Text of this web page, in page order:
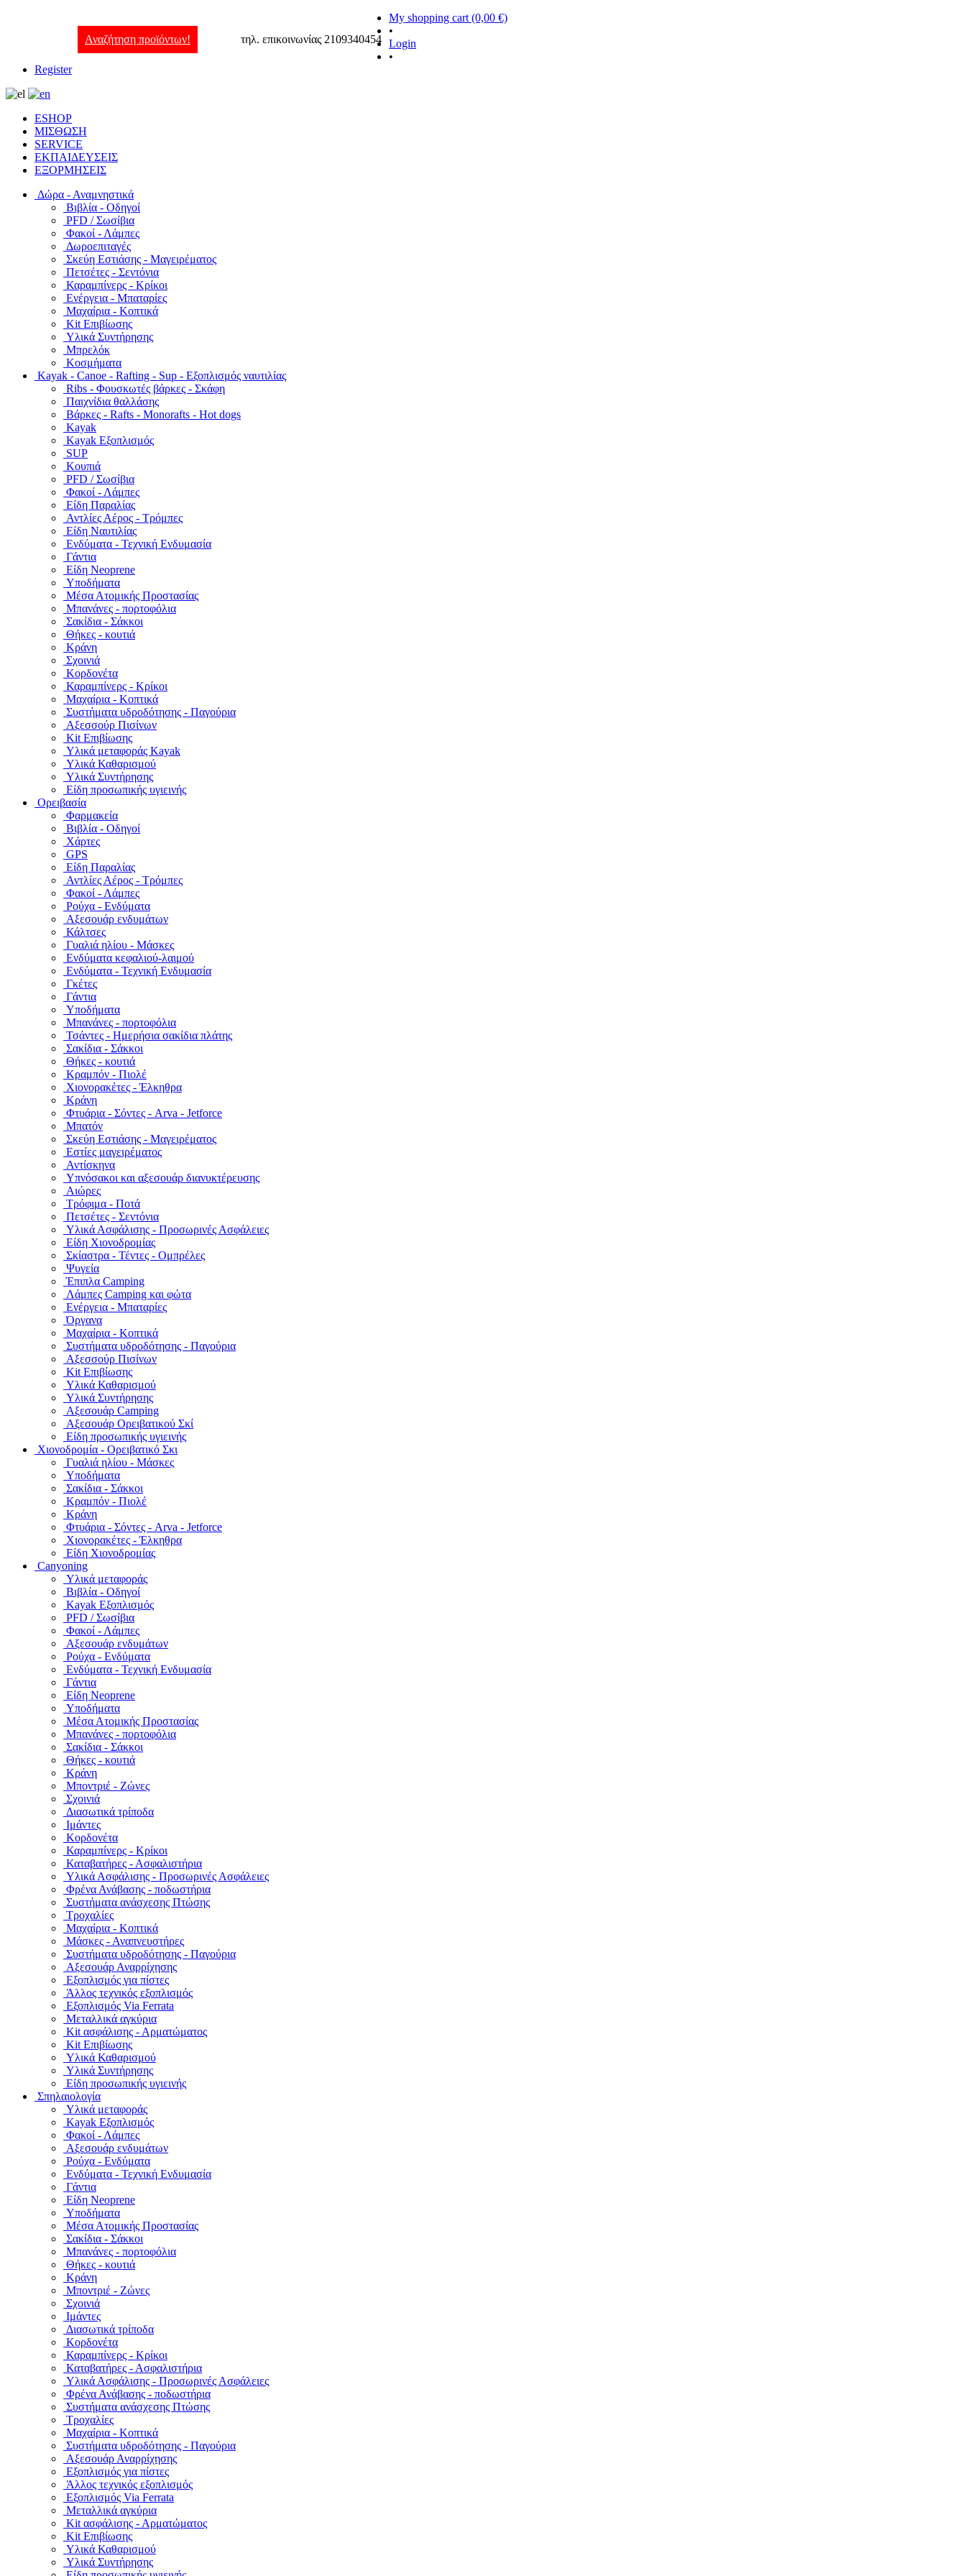
Αναζήτηση προϊόντων! τηλ. επικοινωνίας 2109340454
My shopping cart (0,00 €)
•
Login
•
Register
ESHOP
ΜΙΣΘΩΣΗ
SERVICE
ΕΚΠΑΙΔΕΥΣΕΙΣ
ΕΞΟΡΜΗΣΕΙΣ
Δώρα - Αναμνηστικά
Βιβλία - Οδηγοί
PFD / Σωσίβια
Φακοί - Λάμπες
Δωροεπιταγές
Σκεύη Εστιάσης - Μαγειρέματος
Πετσέτες - Σεντόνια
Καραμπίνερς - Κρίκοι
Ενέργεια - Μπαταρίες
Μαχαίρια - Κοπτικά
Kit Επιβίωσης
Υλικά Συντήρησης
Μπρελόκ
Κοσμήματα
Kayak - Canoe - Rafting - Sup - Εξοπλισμός ναυτιλίας
Ribs - Φουσκωτές βάρκες - Σκάφη
Παιχνίδια θαλλάσης
Βάρκες - Rafts - Monorafts - Hot dogs
Kayak
Kayak Εξοπλισμός
SUP
Κουπιά
PFD / Σωσίβια
Φακοί - Λάμπες
Είδη Παραλίας
Αντλίες Αέρος - Τρόμπες
Είδη Ναυτιλίας
Ενδύματα - Τεχνική Ενδυμασία
Γάντια
Είδη Neoprene
Υποδήματα
Μέσα Ατομικής Προστασίας
Μπανάνες - πορτοφόλια
Σακίδια - Σάκκοι
Θήκες - κουτιά
Κράνη
Σχοινιά
Κορδονέτα
Καραμπίνερς - Κρίκοι
Μαχαίρια - Κοπτικά
Συστήματα υδροδότησης - Παγούρια
Αξεσσούρ Πισίνων
Kit Επιβίωσης
Υλικά μεταφοράς Kayak
Υλικά Καθαρισμού
Υλικά Συντήρησης
Είδη προσωπικής υγιεινής
Ορειβασία
Φαρμακεία
Βιβλία - Οδηγοί
Χάρτες
GPS
Είδη Παραλίας
Αντλίες Αέρος - Τρόμπες
Φακοί - Λάμπες
Ρούχα - Ενδύματα
Αξεσουάρ ενδυμάτων
Κάλτσες
Γυαλιά ηλίου - Μάσκες
Ενδύματα κεφαλιού-λαιμού
Ενδύματα - Τεχνική Ενδυμασία
Γκέτες
Γάντια
Υποδήματα
Μπανάνες - πορτοφόλια
Τσάντες - Ημερήσια σακίδια πλάτης
Σακίδια - Σάκκοι
Θήκες - κουτιά
Κραμπόν - Πιολέ
Χιονορακέτες - Έλκηθρα
Κράνη
Φτυάρια - Σόντες - Arva - Jetforce
Μπατόν
Σκεύη Εστιάσης - Μαγειρέματος
Εστίες μαγειρέματος
Αντίσκηνα
Υπνόσακοι και αξεσουάρ διανυκτέρευσης
Αιώρες
Τρόφιμα - Ποτά
Πετσέτες - Σεντόνια
Υλικά Ασφάλισης - Προσωρινές Ασφάλειες
Είδη Χιονοδρομίας
Σκίαστρα - Τέντες - Ομπρέλες
Ψυγεία
Έπιπλα Camping
Λάμπες Camping και φώτα
Ενέργεια - Μπαταρίες
Όργανα
Μαχαίρια - Κοπτικά
Συστήματα υδροδότησης - Παγούρια
Αξεσσούρ Πισίνων
Kit Επιβίωσης
Υλικά Καθαρισμού
Υλικά Συντήρησης
Αξεσουάρ Camping
Αξεσουάρ Ορειβατικού Σκί
Είδη προσωπικής υγιεινής
Χιονοδρομία - Ορειβατικό Σκι
Γυαλιά ηλίου - Μάσκες
Υποδήματα
Σακίδια - Σάκκοι
Κραμπόν - Πιολέ
Κράνη
Φτυάρια - Σόντες - Arva - Jetforce
Χιονορακέτες - Έλκηθρα
Είδη Χιονοδρομίας
Canyoning
Υλικά μεταφοράς
Βιβλία - Οδηγοί
Kayak Εξοπλισμός
PFD / Σωσίβια
Φακοί - Λάμπες
Αξεσουάρ ενδυμάτων
Ρούχα - Ενδύματα
Ενδύματα - Τεχνική Ενδυμασία
Γάντια
Είδη Neoprene
Υποδήματα
Μέσα Ατομικής Προστασίας
Μπανάνες - πορτοφόλια
Σακίδια - Σάκκοι
Θήκες - κουτιά
Κράνη
Μποντριέ - Ζώνες
Σχοινιά
Διασωτικά τρίποδα
Ιμάντες
Κορδονέτα
Καραμπίνερς - Κρίκοι
Καταβατήρες - Ασφαλιστήρια
Υλικά Ασφάλισης - Προσωρινές Ασφάλειες
Φρένα Ανάβασης - ποδωστήρια
Συστήματα ανάσχεσης Πτώσης
Τροχαλίες
Μαχαίρια - Κοπτικά
Μάσκες - Αναπνευστήρες
Συστήματα υδροδότησης - Παγούρια
Αξεσουάρ Αναρρίχησης
Εξοπλισμός για πίστες
Άλλος τεχνικός εξοπλισμός
Εξοπλισμός Via Ferrata
Μεταλλικά αγκύρια
Kit ασφάλισης - Αρματώματος
Kit Επιβίωσης
Υλικά Καθαρισμού
Υλικά Συντήρησης
Είδη προσωπικής υγιεινής
Σπηλαιολογία
Υλικά μεταφοράς
Kayak Εξοπλισμός
Φακοί - Λάμπες
Αξεσουάρ ενδυμάτων
Ρούχα - Ενδύματα
Ενδύματα - Τεχνική Ενδυμασία
Γάντια
Είδη Neoprene
Υποδήματα
Μέσα Ατομικής Προστασίας
Σακίδια - Σάκκοι
Μπανάνες - πορτοφόλια
Θήκες - κουτιά
Κράνη
Μποντριέ - Ζώνες
Σχοινιά
Ιμάντες
Διασωτικά τρίποδα
Κορδονέτα
Καραμπίνερς - Κρίκοι
Καταβατήρες - Ασφαλιστήρια
Υλικά Ασφάλισης - Προσωρινές Ασφάλειες
Φρένα Ανάβασης - ποδωστήρια
Συστήματα ανάσχεσης Πτώσης
Τροχαλίες
Μαχαίρια - Κοπτικά
Συστήματα υδροδότησης - Παγούρια
Αξεσουάρ Αναρρίχησης
Εξοπλισμός για πίστες
Άλλος τεχνικός εξοπλισμός
Εξοπλισμός Via Ferrata
Μεταλλικά αγκύρια
Kit ασφάλισης - Αρματώματος
Kit Επιβίωσης
Υλικά Καθαρισμού
Υλικά Συντήρησης